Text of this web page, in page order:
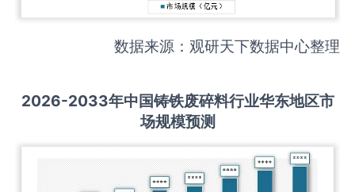
数据来源：观研天下数据中心整理
2026-2033年中国铸铁废碎料行业华东地区市
场规模预测